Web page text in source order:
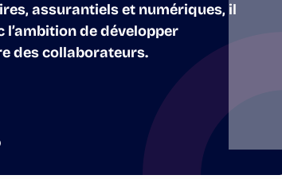
assurantiels et numériques, il
de développer
des collaborateurs.